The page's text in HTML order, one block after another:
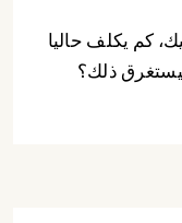
كم يكلف حاليا
ذلك؟